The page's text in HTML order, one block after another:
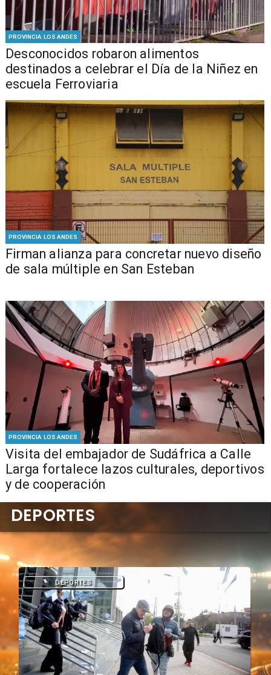
PROVINCIA LOS ANDES
Desconocidos robaron alimentos
destinados a celebrar el Día de la Niñez en
escuela Ferroviaria
PROVINCIA LOS ANDES
​​Firman alianza para concretar nuevo diseño
de sala múltiple en San Esteban
PROVINCIA LOS ANDES
​Visita del embajador de Sudáfrica a Calle
Larga fortalece lazos culturales, deportivos
y de cooperación
DEPORTES
DEPORTES